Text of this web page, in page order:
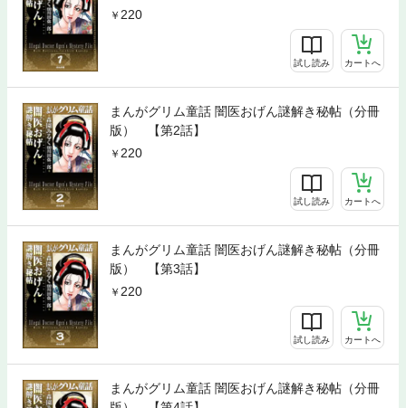
220
試し読み カートへ
まんがグリム童話 闇医おげん謎解き秘帖（分冊
版） 【第2話】
220
試し読み カートへ
まんがグリム童話 闇医おげん謎解き秘帖（分冊
版） 【第3話】
220
試し読み カートへ
まんがグリム童話 闇医おげん謎解き秘帖（分冊